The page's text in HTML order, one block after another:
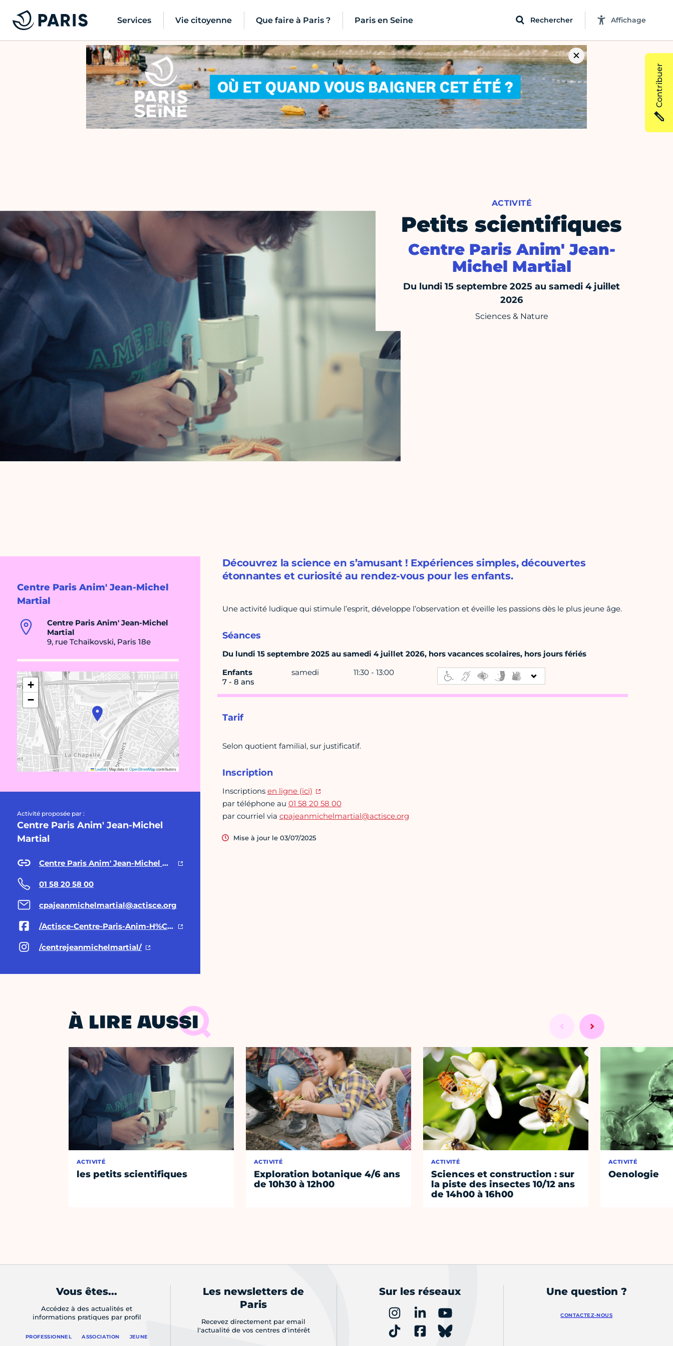
Services Vie citoyenne Que faire à Paris ? Paris en Seine Rechercher Affichage
ACTIVITÉ
Petits scientifiques
Centre Paris Anim' Jean-
Michel Martial
Du lundi 15 septembre 2025 au samedi 4 juillet
2026
Sciences & Nature
Centre Paris Anim' Jean-Michel
Martial
Centre Paris Anim' Jean-Michel
Martial
9, rue Tchaïkovski, Paris 18e
+
−
Leaflet|Map data ©OpenStreetMapcontributors
Activité proposée par :
Centre Paris Anim' Jean-Michel
Martial
Centre Paris Anim' Jean-Michel Martial
01 58 20 58 00
cpajeanmichelmartial@actisce.org
/Actisce-Centre-Paris-Anim-H%C3%A9bert-109619928292447/
/centrejeanmichelmartial/
Découvrez la science en s’amusant ! Expériences simples, découvertes
étonnantes et curiosité au rendez-vous pour les enfants.
Une activité ludique qui stimule l’esprit, développe l’observation et éveille les passions dès le plus jeune âge.
Séances
Du lundi 15 septembre 2025 au samedi 4 juillet 2026, hors vacances scolaires, hors jours fériés
Enfants
7 - 8 ans
samedi 11:30 - 13:00
Tarif
Selon quotient familial, sur justificatif.
Inscription
Inscriptions en ligne (ici)
par téléphone au 01 58 20 58 00
par courriel via cpajeanmichelmartial@actisce.org
Mise à jour le 03/07/2025
À LIRE AUSSI
ACTIVITÉ
les petits scientifiques
ACTIVITÉ
Exploration botanique 4/6 ans
de 10h30 à 12h00
ACTIVITÉ
Sciences et construction : sur
la piste des insectes 10/12 ans
de 14h00 à 16h00
ACTIVITÉ
Oenologie
Contribuer
Vous êtes...
Accédez à des actualités et
informations pratiques par profil
PROFESSIONNEL ASSOCIATION JEUNE
Les newsletters de
Paris
Recevez directement par email
l'actualité de vos centres d'intérêt
Sur les réseaux Une question ?
CONTACTEZ-NOUS